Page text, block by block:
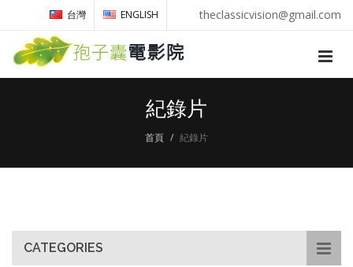
theclassicvision@gmail.com
台灣 ENGLISH
紀錄片
首頁 紀錄片
CATEGORIES